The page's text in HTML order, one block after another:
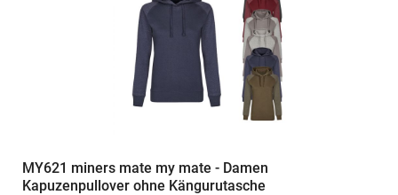
Waterloo Office Park Building O, box 5 1410 Waterloo Belgien E-
Mail: info@bc-collection.eu
MY621 miners mate my mate - Damen
Kapuzenpullover ohne Kängurutasche